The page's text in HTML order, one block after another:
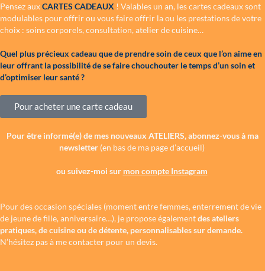
Pensez auxCARTES CADEAUX ! Valables un an, les cartes cadeaux sont
modulables pour offrir ou vous faire offrir la ou les prestations de votre
choix : soins corporels, consultation, atelier de cuisine…
Quel plus précieux cadeau que de prendre soin de ceux que l’on aime en
leur offrant la possibilité de se faire chouchouter le temps d’un soin et
d’optimiser leur santé ?
Pour acheter une carte cadeau
Pour être informé(e) de mes nouveaux ATELIERS, abonnez-vous à ma
newsletter (en bas de ma page d’accueil)
ou suivez-moi sur mon compte Instagram
Pour des occasion spéciales (moment entre femmes, enterrement de vie
de jeune de fille, anniversaire…), je propose égalementdes ateliers
pratiques, de cuisine ou de détente, personnalisables sur demande.
N’hésitez pas à me contacter pour un devis.